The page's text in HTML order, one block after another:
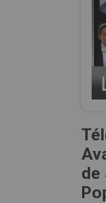
de